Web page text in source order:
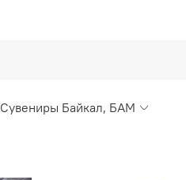
Сувениры Байкал, БАМ